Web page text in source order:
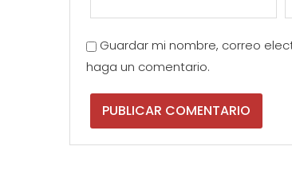
Guardar mi nombre, correo
haga un comentario.